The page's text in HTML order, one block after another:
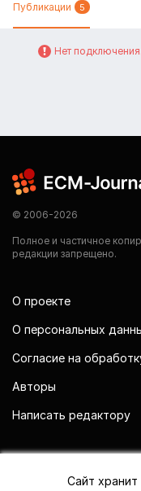
Публикации 5
Нет
© 2006-2026
Полное и частичное
редакции запрещено.
О проекте
О персональных
Согласие на
Авторы
Написать редактору
Сайт